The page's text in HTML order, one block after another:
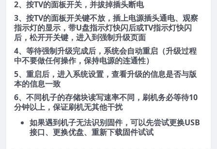
2、按TV的面板开关，并拔掉插头断电
3、按TV的面板开关键不放，插上电源插头通电、观察
指示灯的显示，带U盘指示灯快闪后或TV指示灯快闪
后，松开开关键，进入到强制升级页面
4、等待强制升级完成后，系统会自动重启（升级过程
中不要做任何操作，保持电源的连通性）
5、重启后，进入系统设置，查看升级的信息是否与版
本的信息一致
6、不同机子的存储块读写速率不同，刷机务必等待10
分钟以上，保证刷机无其他干扰
如果遇到机子无法识别固件，可以先尝试更换USB
接口、更换优盘、重新下载固件试试